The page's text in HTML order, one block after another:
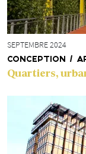
SEPTEMBRE 2024
CONCEPTION /
Quartiers,